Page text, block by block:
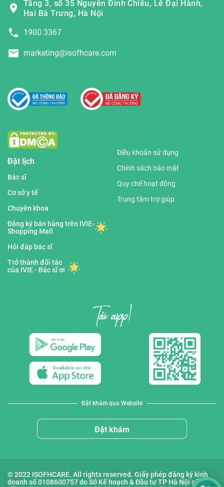
Tầng 3, số 35 Nguyễn Đình Chiểu, Lê Đại Hành,
Hai Bà Trưng, Hà Nội
1900 3367
marketing@isofhcare.com
Đặt lịch
Bác sĩ
Cơ sở y tế
Chuyên khoa
Đăng ký bán hàng trên IVIE-
Shopping Mall
Hỏi đáp bác sĩ
Trở thành đối tác
của IVIE - Bác sĩ ơi
Điều khoản sử dụng
Chính sách bảo mật
Quy chế hoạt động
Trung tâm trợ giúp
Đặt khám qua Website
Đặt khám
© 2022 ISOFHCARE. All rights reserved. Giấy phép đăng ký kinh
doanh số 0108600757 do Sở Kế hoạch & Đầu tư TP Hà Nội cấp lần